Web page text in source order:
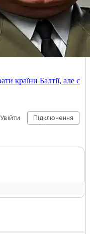
країни Балтії, але є